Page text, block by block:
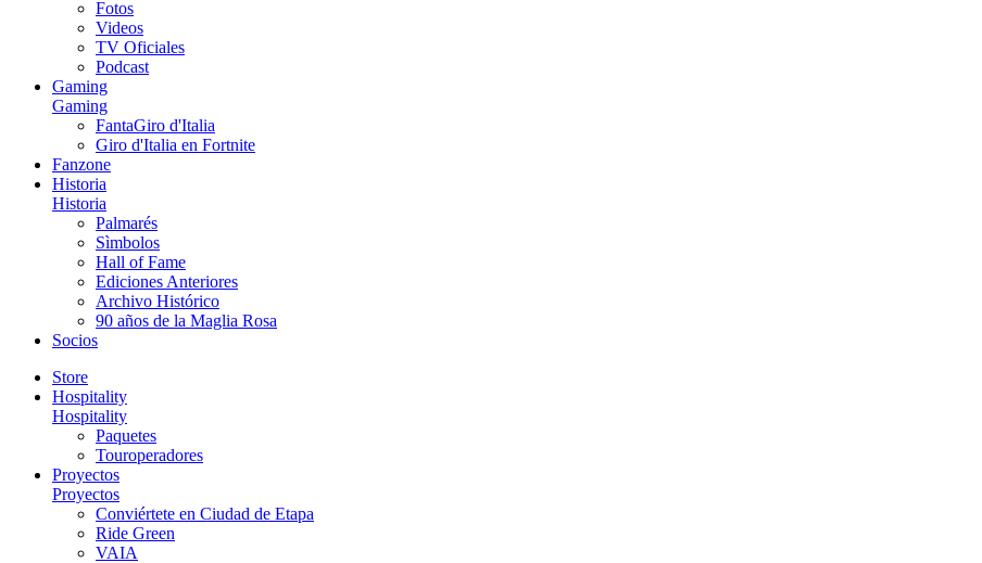
Fotos
Videos
TV Oficiales
Podcast
Gaming
Gaming
FantaGiro d'Italia
Giro d'Italia en Fortnite
Fanzone
Historia
Historia
Palmarés
Sìmbolos
Hall of Fame
Ediciones Anteriores
Archivo Histórico
90 años de la Maglia Rosa
Socios
Store
Hospitality
Hospitality
Paquetes
Touroperadores
Proyectos
Proyectos
Conviértete en Ciudad de Etapa
Ride Green
VAIA